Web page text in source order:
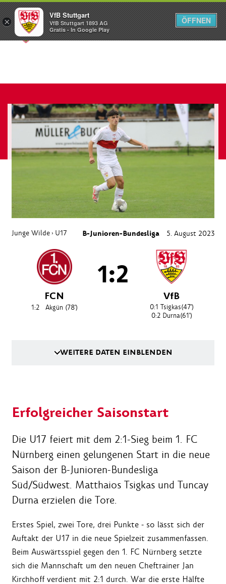
Menü
Junge Wilde › U17 B-Junioren-Bundesliga 5. August 2023
FCN
1:2 Akgün(78')
1:2
VfB
0:1 Tsigkas(47')
0:2 Durna(61')
WEITERE DATEN EINBLENDEN
Erfolgreicher Saisonstart
Die U17 feiert mit dem 2:1-Sieg beim 1. FC
Nürnberg einen gelungenen Start in die neue
Saison der B-Junioren-Bundesliga
Süd/Südwest. Matthaios Tsigkas und Tuncay
Durna erzielen die Tore.
Erstes Spiel, zwei Tore, drei Punkte - so lässt sich der
Auftakt der U17 in die neue Spielzeit zusammenfassen.
Beim Auswärtsspiel gegen den 1. FC Nürnberg setzte
sich die Mannschaft um den neuen Cheftrainer Jan
Kirchhoff verdient mit 2:1 durch. War die erste Hälfte
×
VfB Stuttgart
VfB Stuttgart 1893 AG
Gratis - In Google Play
ÖFFNEN